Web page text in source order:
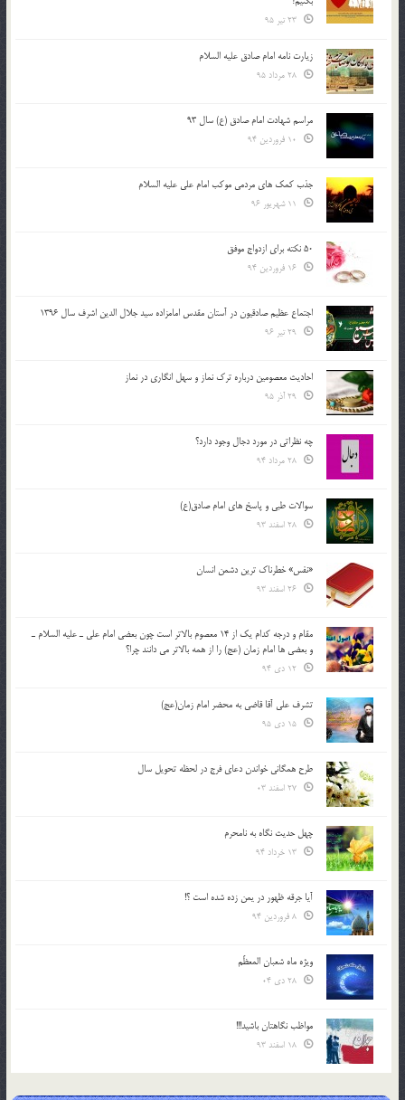
زیارت نامه امام صادق علیه السلام
مراسم شهادت امام صادق (ع) سال 93
جذب کمک های مردمی موکب امام علی علیه السلام
50 نکته برای ازدواج موفق
اجتماع عظیم صادقیون در آستان مقدس امامزاده سید جلال الدین اشرف سال 1396
احادیث معصومین درباره ترک نماز و سهل انگاری در نماز
چه نظراتی در مورد دجال وجود دارد؟
سوالات طبی و پاسخ های امام صادق(ع)
«نفس» خطرناک ترین دشمن انسان
مقام و درجه كدام يك از 14 معصوم بالاتر است چون بعضي امام علي ـ عليه السلام ـ
و بعضي ها امام زمان (عج) را از همه بالاتر مي دانند چرا؟
تشرف علي آقا قاضي به محضر امام زمان(عج)
طرح همگانی خواندن دعای فرج در لحظه تحویل سال
چهل حدیث نگاه به نامحرم
آیا جرقه ظهور در یمن زده شده است ؟!
ویژه ماه شعبان المعظّم
مواظب نگاهتان باشید!!!